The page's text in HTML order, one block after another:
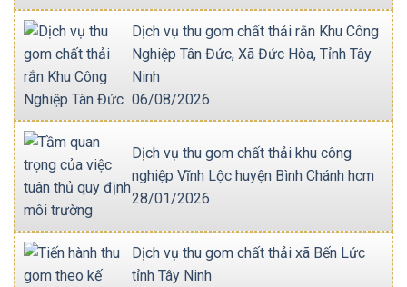
Dịch vụ thu gom chất thải rắn Khu Công
Nghiệp Tân Đức, Xã Đức Hòa, Tỉnh Tây
Ninh
06/08/2026
Dịch vụ thu gom chất thải khu công
nghiệp Vĩnh Lộc huyện Bình Chánh hcm
28/01/2026
Dịch vụ thu gom chất thải xã Bến Lức
tỉnh Tây Ninh